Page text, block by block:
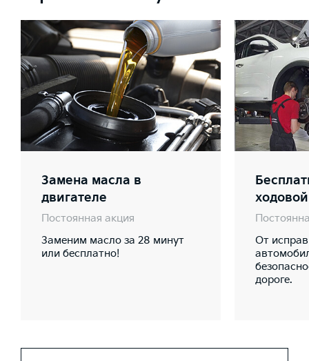
Замена масла в
двигателе
Постоянная акция
Заменим масло за 28 минут
или бесплатно!
ходовой
От
дороге.